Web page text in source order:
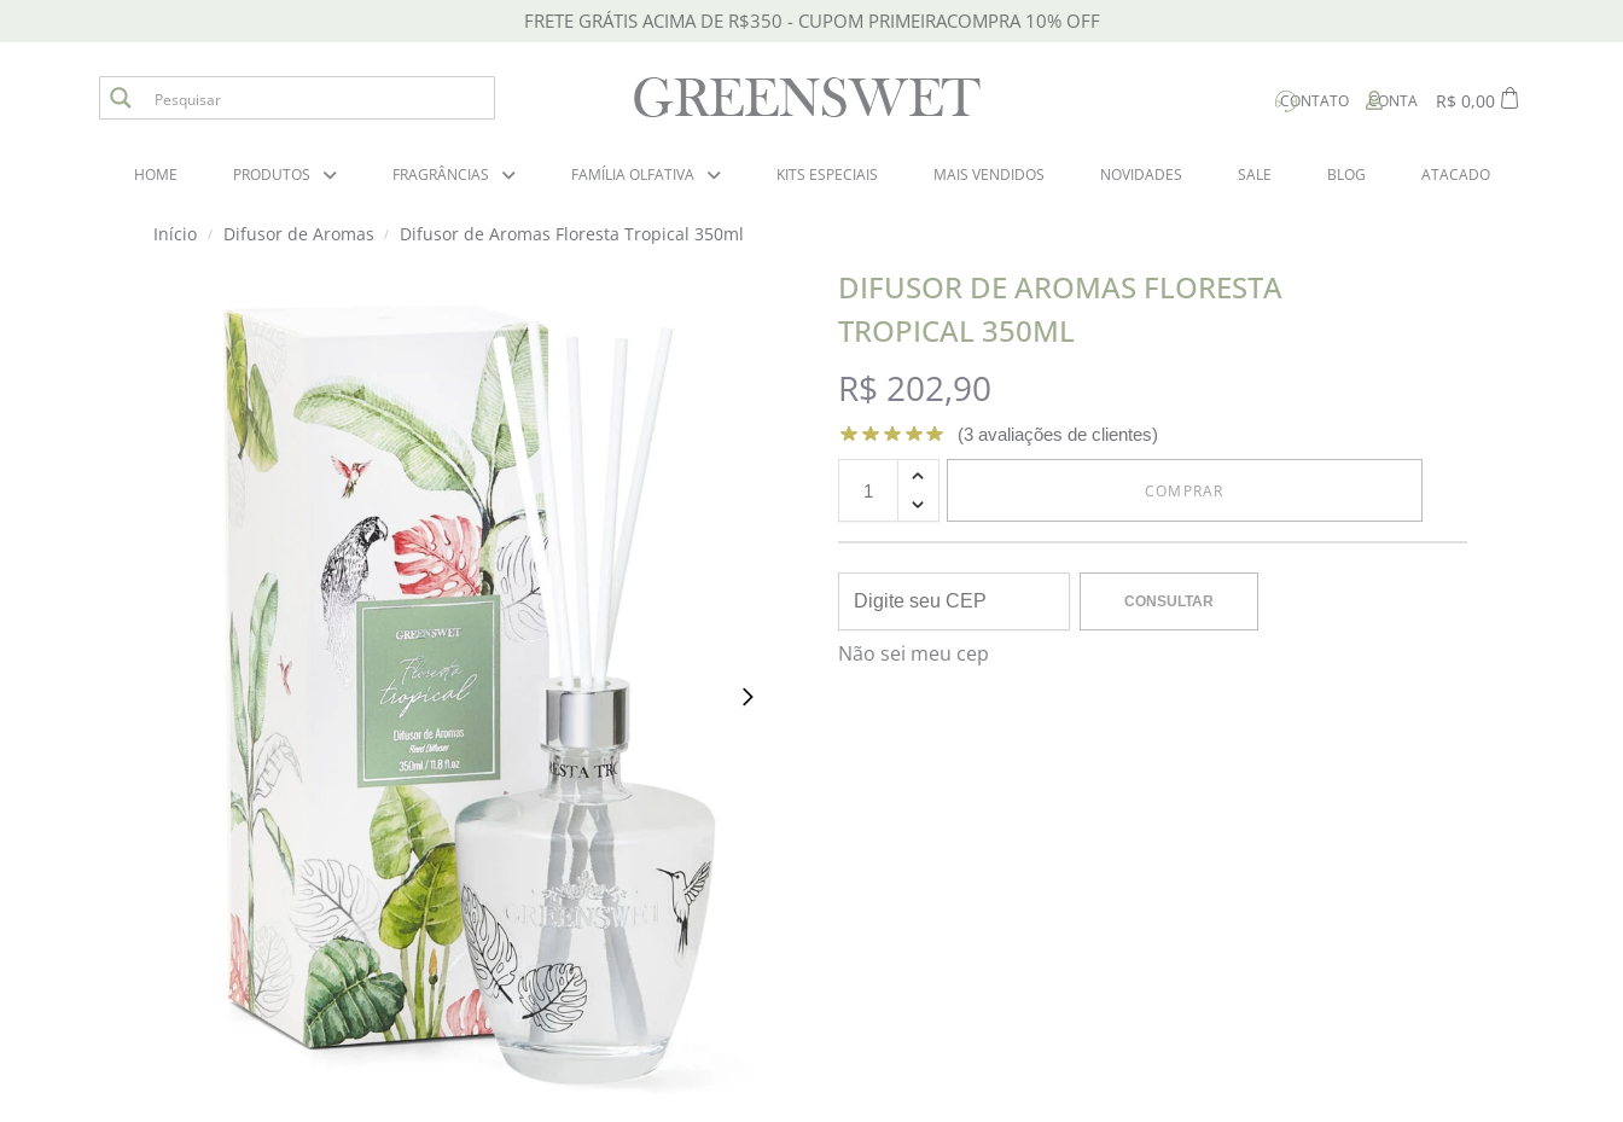
FRETE GRÁTIS ACIMA DE R$350 - CUPOM PRIMEIRACOMPRA 10% OFF
R$ 0,00
CONTA
CONTATO
HOME PRODUTOS FRAGRÂNCIAS FAMÍLIA OLFATIVA KITS ESPECIAIS MAIS VENDIDOS NOVIDADES SALE BLOG ATACADO
Início / Difusor de Aromas / Difusor de Aromas Floresta Tropical 350ml
DIFUSOR DE AROMAS FLORESTA
TROPICAL 350ML
R$ 202,90
(3 avaliações de clientes)
COMPRAR
CONSULTAR
Não sei meu cep